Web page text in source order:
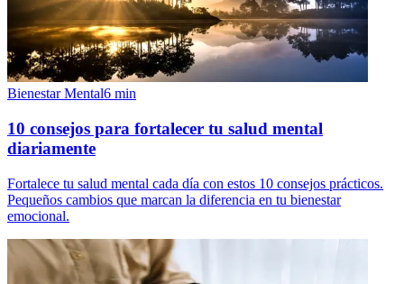
Bienestar Mental6 min
10 consejos para fortalecer tu salud mental
diariamente
Fortalece tu salud mental cada día con estos 10 consejos prácticos.
Pequeños cambios que marcan la diferencia en tu bienestar
emocional.